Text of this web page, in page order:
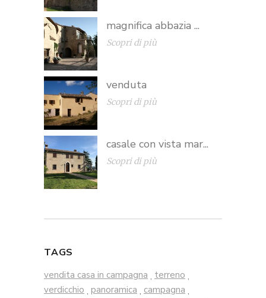
magnifica abbazia ...
Scopri di più
venduta
Scopri di più
casale con vista mar...
Scopri di più
TAGS
vendita casa in campagna , terreno ,
verdicchio , panoramica , campagna ,